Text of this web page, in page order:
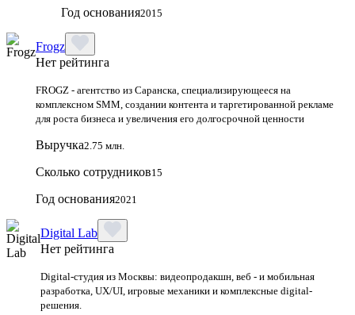
Год основания2015
Frogz
Нет рейтинга
FROGZ - агентство из Саранска, специализирующееся на
комплексном SMM, создании контента и таргетированной рекламе
для роста бизнеса и увеличения его долгосрочной ценности
Выручка2.75 млн.
Сколько сотрудников15
Год основания2021
Digital Lab
Нет рейтинга
Digital-студия из Москвы: видеопродакшн, веб - и мобильная
разработка, UX/UI, игровые механики и комплексные digital-
решения.